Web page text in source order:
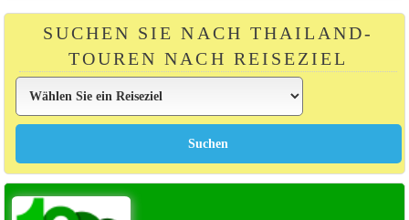
SUCHEN SIE NACH THAILAND-
TOUREN NACH REISEZIEL